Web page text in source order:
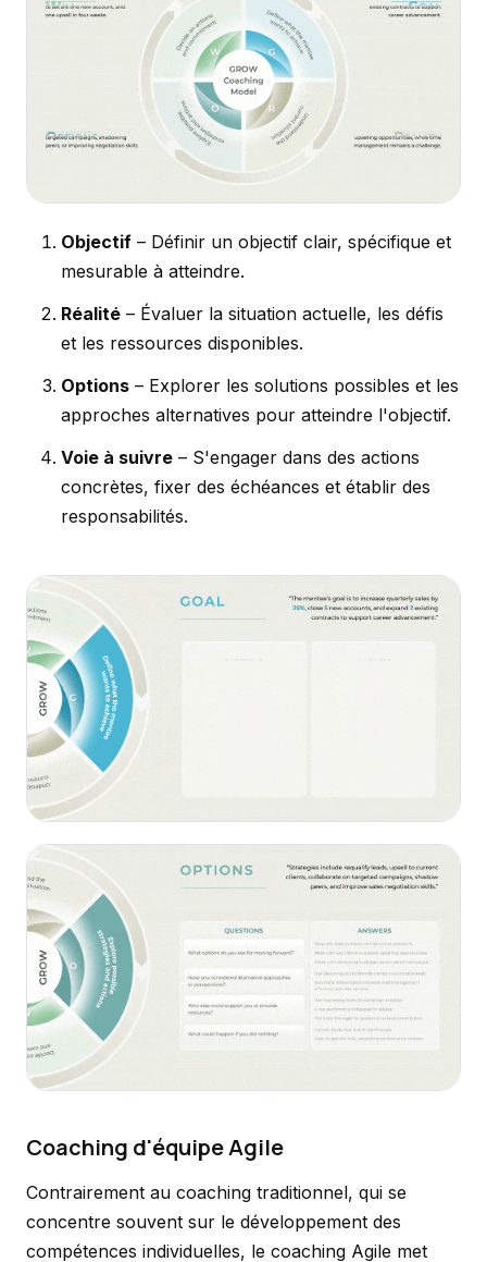
Objectif – Définir un objectif clair, spécifique et
mesurable à atteindre.
Réalité – Évaluer la situation actuelle, les défis
et les ressources disponibles.
Options – Explorer les solutions possibles et les
approches alternatives pour atteindre l'objectif.
Voie à suivre – S'engager dans des actions
concrètes, fixer des échéances et établir des
responsabilités.
Coaching d'équipe Agile
Contrairement au coaching traditionnel, qui se
concentre souvent sur le développement des
compétences individuelles, le coaching Agile met